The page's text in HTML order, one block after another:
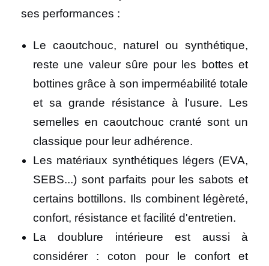
ses performances :
Le caoutchouc, naturel ou synthétique,
reste une valeur sûre pour les bottes et
bottines grâce à son imperméabilité totale
et sa grande résistance à l'usure. Les
semelles en caoutchouc cranté sont un
classique pour leur adhérence.
Les matériaux synthétiques légers (EVA,
SEBS...) sont parfaits pour les sabots et
certains bottillons. Ils combinent légèreté,
confort, résistance et facilité d'entretien.
La doublure intérieure est aussi à
considérer : coton pour le confort et